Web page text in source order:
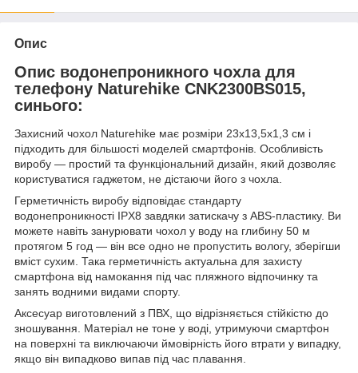
Опис
Опис водонепроникного чохла для
телефону Naturehike CNK2300BS015,
синього:
Захисний чохол Naturehike має розміри 23х13,5х1,3 см і
підходить для більшості моделей смартфонів. Особливість
виробу — простий та функціональний дизайн, який дозволяє
користуватися гаджетом, не дістаючи його з чохла.
Герметичність виробу відповідає стандарту
водонепроникності IPX8 завдяки затискачу з ABS-пластику. Ви
можете навіть занурювати чохол у воду на глибину 50 м
протягом 5 год — він все одно не пропустить вологу, зберігши
вміст сухим. Така герметичність актуальна для захисту
смартфона від намокання під час пляжного відпочинку та
занять водними видами спорту.
Аксесуар виготовлений з ПВХ, що відрізняється стійкістю до
зношування. Матеріал не тоне у воді, утримуючи смартфон
на поверхні та виключаючи ймовірність його втрати у випадку,
якщо він випадково випав під час плавання.